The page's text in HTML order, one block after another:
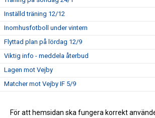
Inställd träning 12/12
Inomhusfotboll under vintern
Flyttad plan på lördag 12/9
Viktig info - meddela återbud
Lagen mot Vejby
Matcher mot Vejby IF 5/9
Vårsäsongens sista träning
För att hemsidan ska fungera korrekt